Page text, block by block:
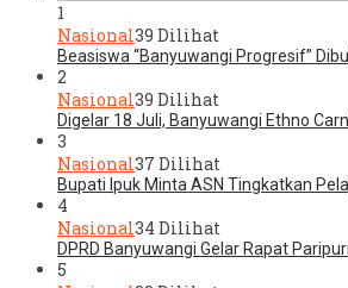
1
Nasional39 Dilihat
Beasiswa “Banyuwangi Progresif”
2
Nasional39 Dilihat
Digelar 18 Juli, Banyuwangi Ethno
3
Nasional37 Dilihat
Bupati Ipuk Minta ASN Tingkatkan
4
Nasional34 Dilihat
DPRD Banyuwangi Gelar Rapat
5